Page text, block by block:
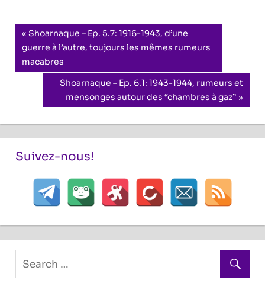
Navigation
de
l’article
Previous
Post:
Shoarnaque – Ep. 5.7: 1916-1943, d’une
guerre à l’autre, toujours les mêmes rumeurs
macabres
Next
Post:
Shoarnaque – Ep. 6.1: 1943-1944, rumeurs et
mensonges autour des “chambres à gaz”
Suivez-nous!